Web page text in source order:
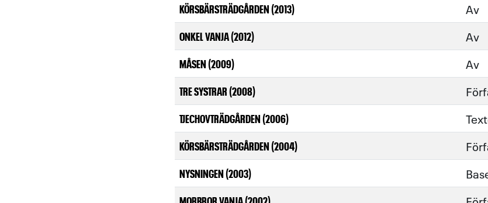
KÖRSBÄRSTRÄDGÅRDEN (2013) Av
ONKEL VANJA (2012) Av
MÅSEN (2009) Av
TRE SYSTRAR (2008)
TJECHOVTRÄDGÅRDEN (2006)
KÖRSBÄRSTRÄDGÅRDEN (2004)
NYSNINGEN (2003)